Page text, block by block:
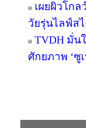
เผยผิวโก
วัยรุ่นไลฟ์ส
TVDH มั่น
ศักยภาพ ‘ซู